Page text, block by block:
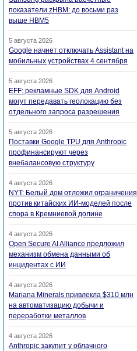
показатели zHBM: до восьми раз
выше HBM5
5 августа 2026
Google начнет отключать Assistant на
мобильных устройствах 4 сентября
5 августа 2026
EFF: рекламные SDK для Android
могут передавать геолокацию без
отдельного запроса разрешения
5 августа 2026
Поставки Google TPU для Anthropic
профинансируют через
внебалансовую структуру
4 августа 2026
NYT: Белый дом отложил ограничения
против китайских ИИ-моделей после
спора в Кремниевой долине
4 августа 2026
Open Secure AI Alliance предложил
механизм обмена данными об
инцидентах с ИИ
4 августа 2026
Mariana Minerals привлекла $310 млн
на автоматизацию добычи и
переработки металлов
4 августа 2026
Anthropic закупит у облачного